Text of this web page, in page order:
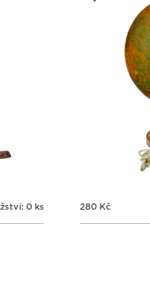
0 ks 280 Kč